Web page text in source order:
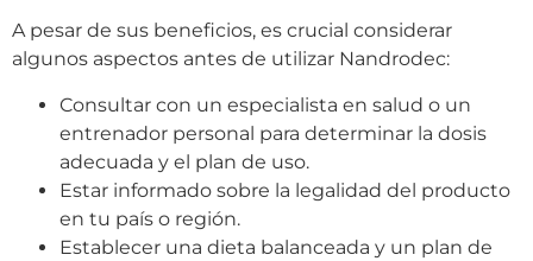
A pesar de sus beneficios, es crucial considerar
algunos aspectos antes de utilizar Nandrodec:
Consultar con un especialista en salud o un
entrenador personal para determinar la dosis
adecuada y el plan de uso.
Estar informado sobre la legalidad del producto
en tu país o región.
Establecer una dieta balanceada y un plan de